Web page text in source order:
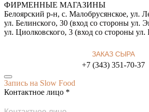
ФИРМЕННЫЕ МАГАЗИНЫ
Белоярский р-н, с. Малобрусянское, ул.
ул. Белинского, 30 (вход со стороны ул.
ул. Циолковского, 3 (вход со стороны ул.
ЗАКАЗ СЫРА
+7 (343) 351-70-37
Запись на Slow Food
Контактное лицо *